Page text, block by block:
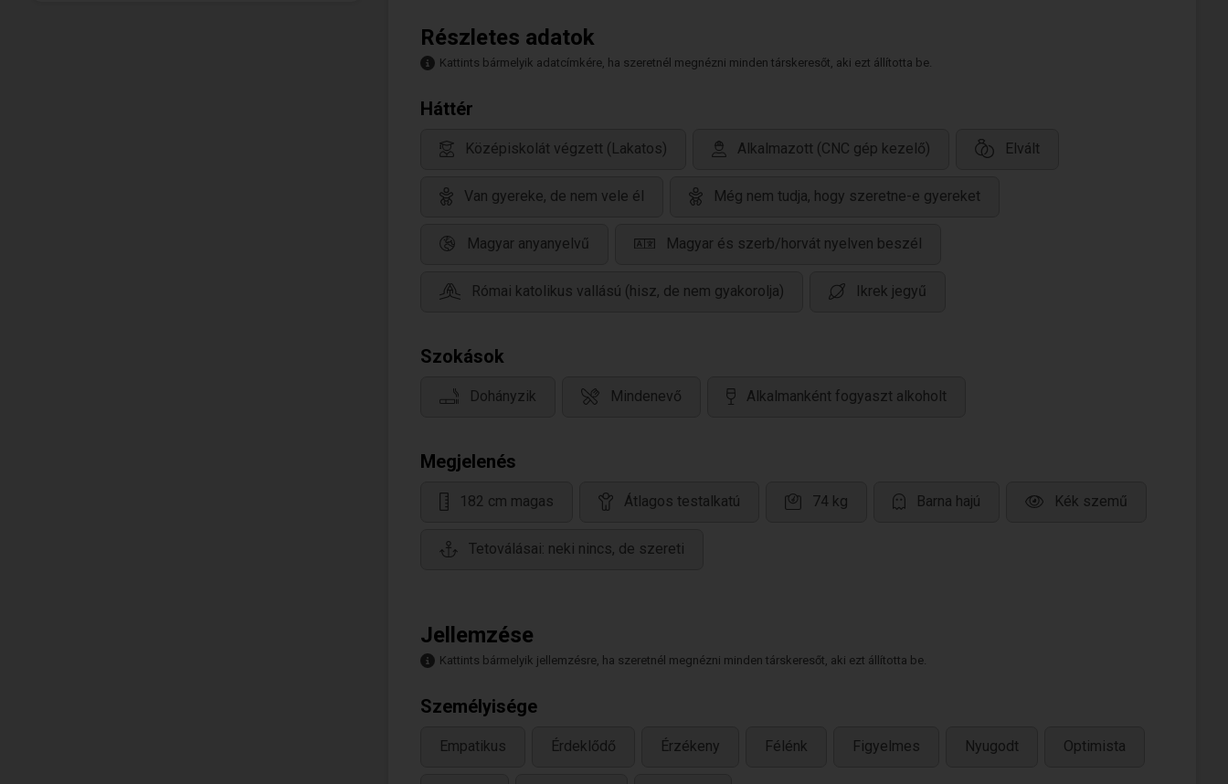
Részletes adatok
Kattints bármelyik adatcímkére, ha szeretnél megnézni minden társkeresőt, aki ezt állította be.
Háttér
Középiskolát végzett (Lakatos) Alkalmazott (CNC gép kezelő) Elvált
Van gyereke, de nem vele él Még nem tudja, hogy szeretne-e gyereket
Magyar anyanyelvű Magyar és szerb/horvát nyelven beszél
Római katolikus vallású (hisz, de nem gyakorolja) Ikrek jegyű
Szokások
Dohányzik Mindenevő Alkalmanként fogyaszt alkoholt
Megjelenés
182 cm magas Átlagos testalkatú 74 kg Barna hajú Kék szemű
Tetoválásai: neki nincs, de szereti
Jellemzése
Kattints bármelyik jellemzésre, ha szeretnél megnézni minden társkeresőt, aki ezt állította be.
Személyisége
Empatikus Érdeklődő Érzékeny Félénk Figyelmes Nyugodt Optimista